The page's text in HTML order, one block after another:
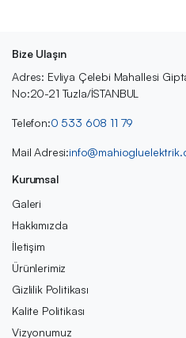
Bize Ulaşın
Adres: Evliya Çelebi Mahallesi
No:20-21 Tuzla/İSTANBUL
Telefon:0 533 608 11 79
Mail Adresi:
Kurumsal
Galeri
Hakkımızda
İletişim
Ürünlerimiz
Gizlilik Politikası
Kalite Politikası
Vizyonumuz